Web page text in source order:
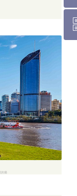
痛
布里斯班热线